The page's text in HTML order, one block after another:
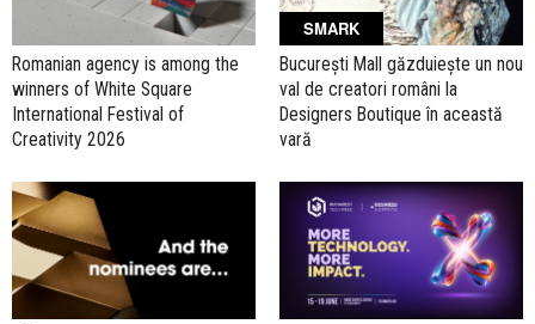
Romanian agency is among the
winners of White Square
International Festival of
Creativity 2026
SMARK
București Mall găzduiește un nou
val de creatori români la
Designers Boutique în această
vară